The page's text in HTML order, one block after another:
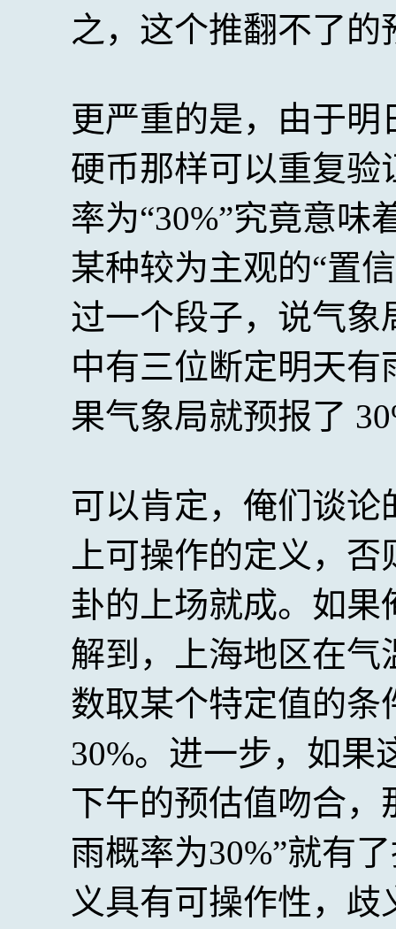
之，这个推翻不了
更严重的是，由于
硬币那样可以重复
率为“30%”究竟意味
某种较为主观的“置
过一个段子，说气
中有三位断定明天
果气象局就预报了
可以肯定，俺们谈论
上可操作的定义，
卦的上场就成。如
解到，上海地区在
数取某个特定值的
30%。进一步，如果
下午的预估值吻合，
雨概率为30%”就有
义具有可操作性，